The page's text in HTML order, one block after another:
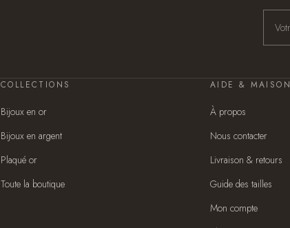
COLLECTIONS
Bijoux en or
Bijoux en argent
Plaqué or
Toute la boutique
AIDE & MAISON
À propos
Nous contacter
Livraison & retours
Guide des tailles
Mon compte